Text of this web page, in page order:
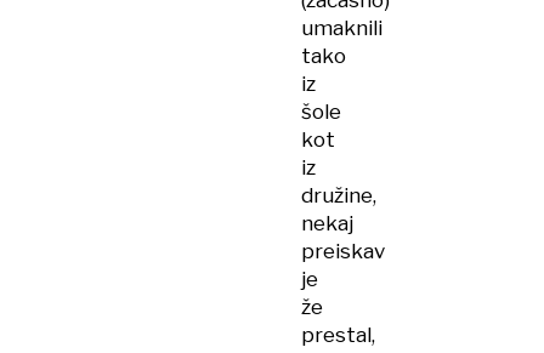
umaknili
tako
iz
šole
kot
iz
družine,
nekaj
preiskav
je
že
prestal,